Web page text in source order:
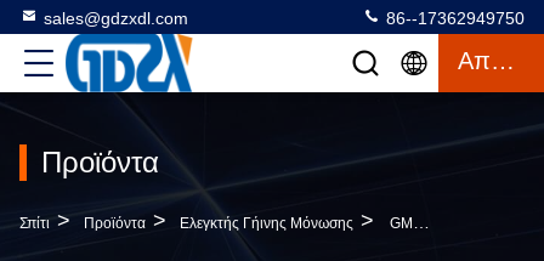
sales@gdzxdl.com 86--17362949750
Απόσπασμα
Προϊόντα
Σπίτι > Προϊόντα > Ελεγκτής Γήινης Μόνωσης > GM-10kV Ρυθμίσιμος Ψηφιακός Δοκιμαστής Αντίστασης Μόνωσης Υψηλής Τάσης 5KV / 10KV / 15KV / 20KV